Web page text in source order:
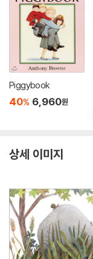
Piggybook
40% 6,960원
상세 이미지